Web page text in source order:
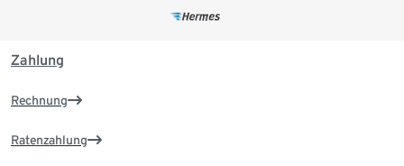
Zahlung
Rechnung
Ratenzahlung